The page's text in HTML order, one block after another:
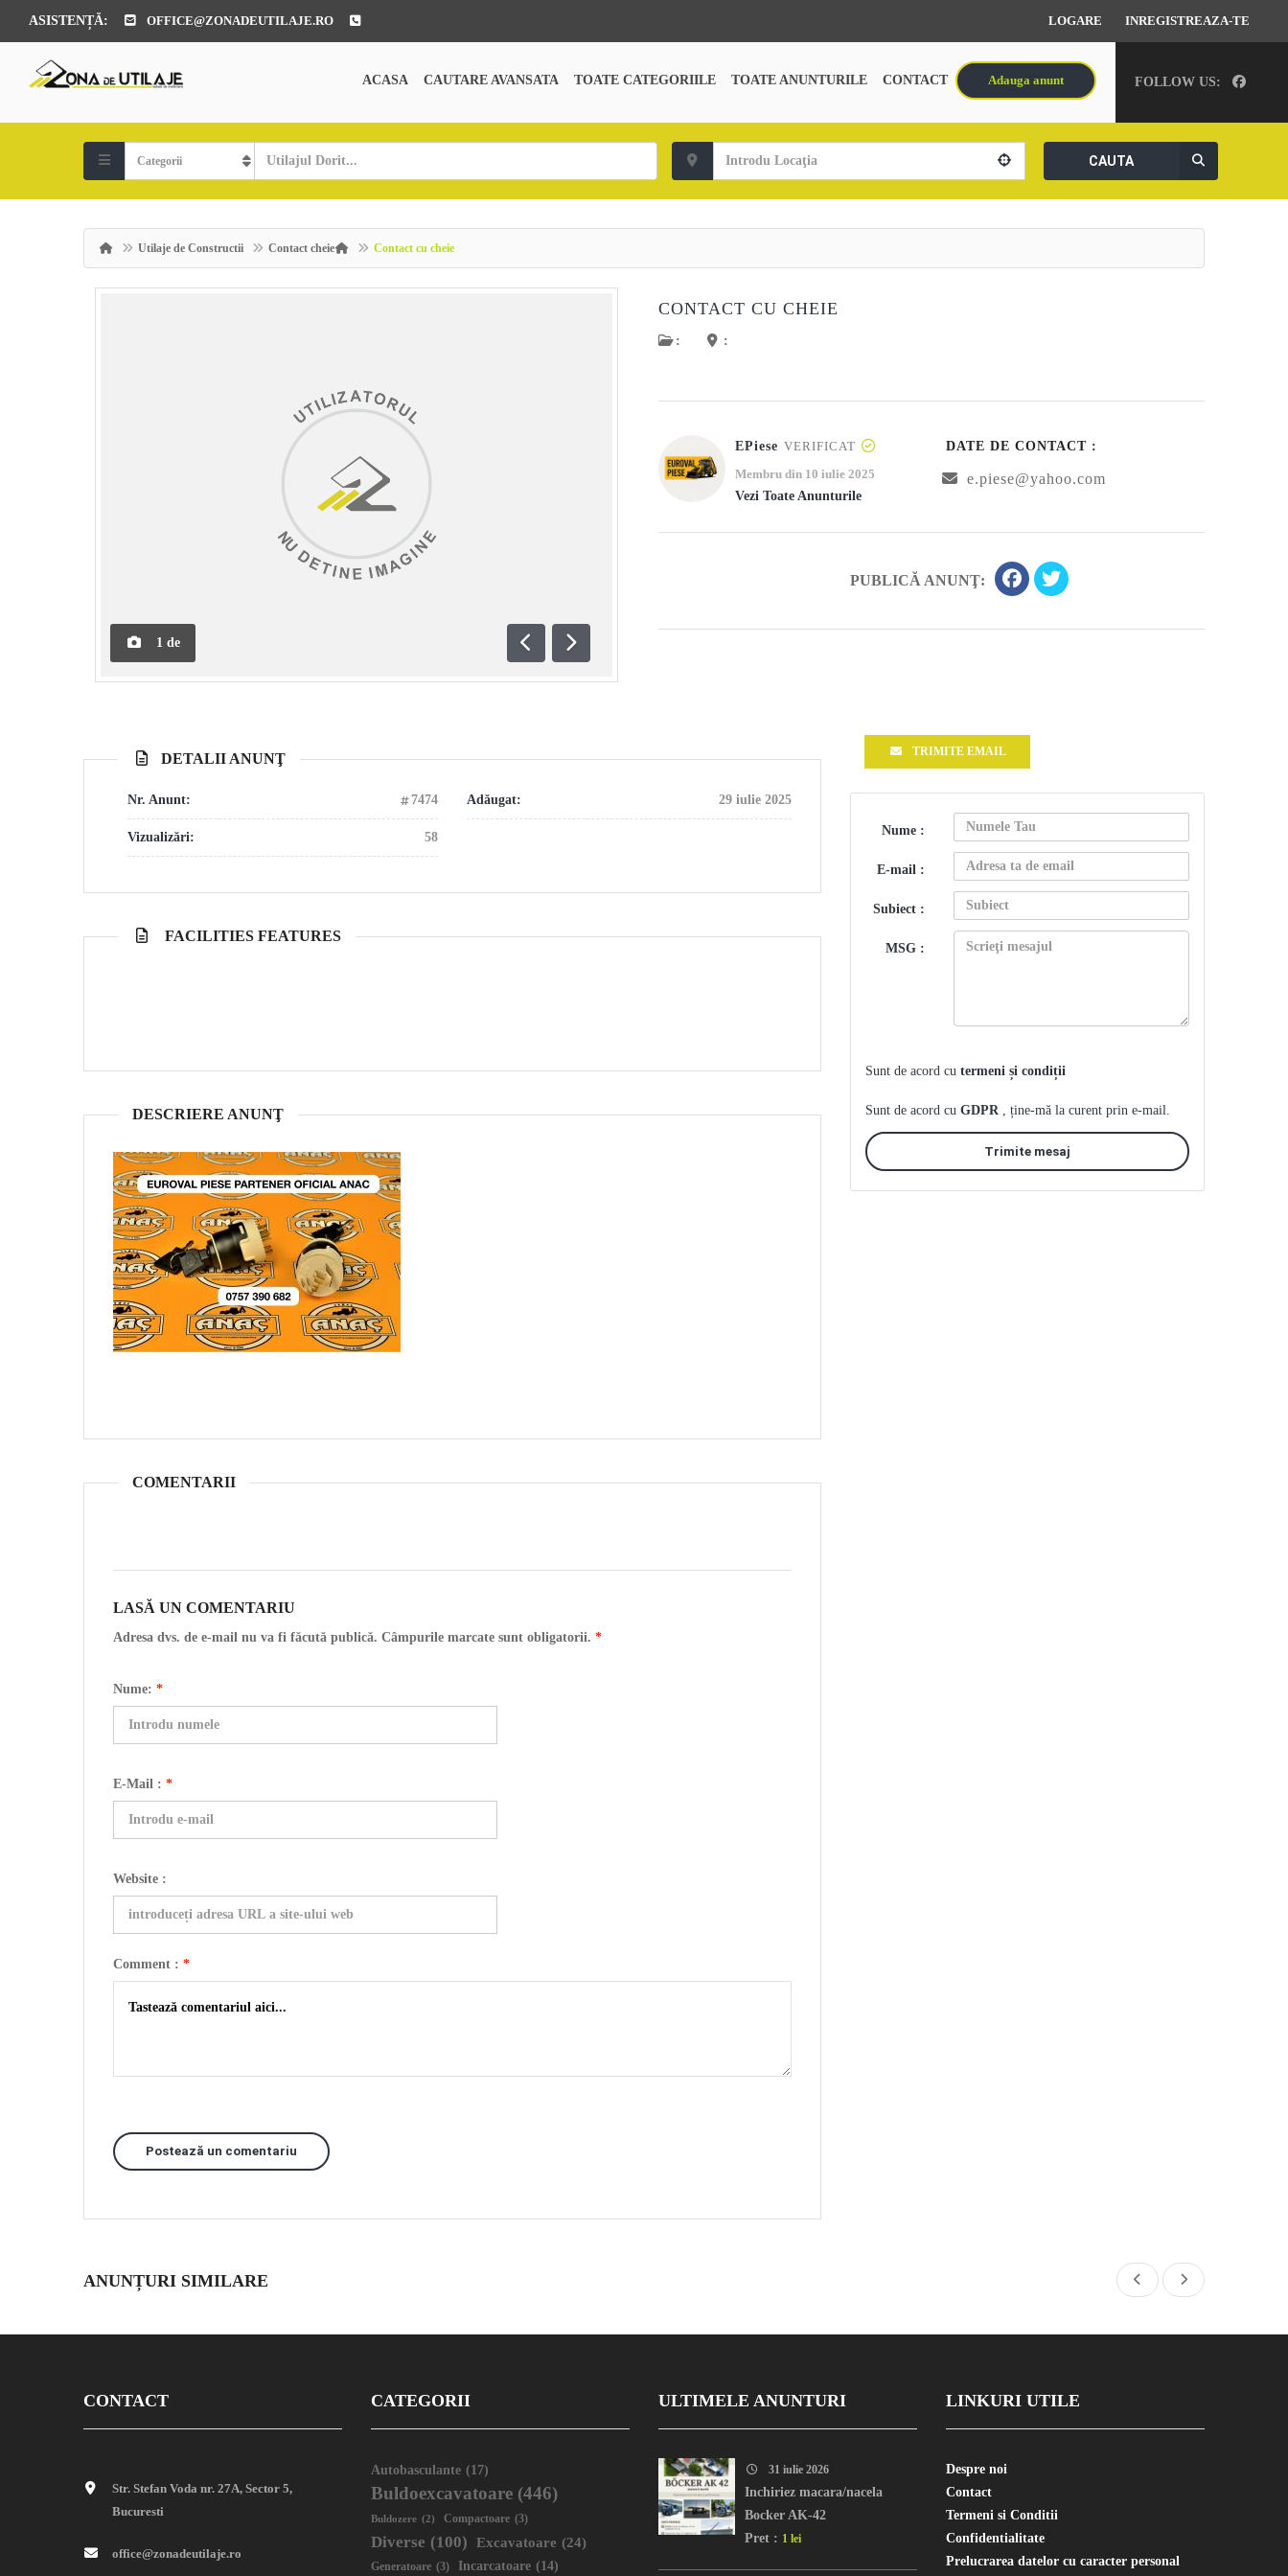
ASISTENȚĂ: OFFICE@ZONADEUTILAJE.RO LOGARE INREGISTREAZA-TE
FOLLOW US:
Adauga anunt
ACASA CAUTARE AVANSATA TOATE CATEGORIILE TOATE ANUNTURILE CONTACT
CAUTA
Utilaje de Constructii Contact cheie Contact cu cheie
1 de
Anterioară
Următoare
CONTACT CU CHEIE
: :
EPiese VERIFICAT
Membru din 10 iulie 2025
Vezi Toate Anunturile
DATE DE CONTACT :
e.piese@yahoo.com
PUBLICĂ ANUNŢ:
DETALII ANUNŢ
Nr. Anunt: 7474 Adăugat: 29 iulie 2025
Vizualizări: 58
FACILITIES FEATURES
DESCRIERE ANUNŢ
COMENTARII
LASĂ UN COMENTARIU
Adresa dvs. de e-mail nu va fi făcută publică. Câmpurile marcate sunt obligatorii. *
Nume: *
E-Mail : *
Website :
Comment : *
Postează un comentariu
TRIMITE EMAIL
Nume :
E-mail :
Subiect :
MSG :
Sunt de acord cu termeni și condiții
Sunt de acord cu GDPR , ține-mă la curent prin e-mail.
Trimite mesaj
ANUNȚURI SIMILARE
CONTACT
Str. Stefan Voda nr. 27A, Sector 5,
Bucuresti
office@zonadeutilaje.ro
CATEGORII
Autobasculante (17)
Buldoexcavatoare (446)
Buldozere (2) Compactoare (3)
Diverse (100) Excavatoare (24)
Generatoare (3) Incarcatoare (14)
ULTIMELE ANUNTURI
31 iulie 2026
Inchiriez macara/nacela
Bocker AK-42
Pret : 1 lei
LINKURI UTILE
Despre noi
Contact
Termeni si Conditii
Confidentialitate
Prelucrarea datelor cu caracter personal